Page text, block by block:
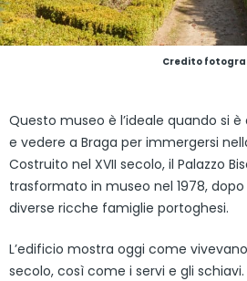
Credito
Questo museo è l’ideale quando si
e vedere a Braga per immergersi
Costruito nel XVII secolo, il Palazzo
trasformato in museo nel 1978,
diverse ricche famiglie portoghesi.
L’edificio mostra oggi come vivevano
secolo, così come i servi e gli